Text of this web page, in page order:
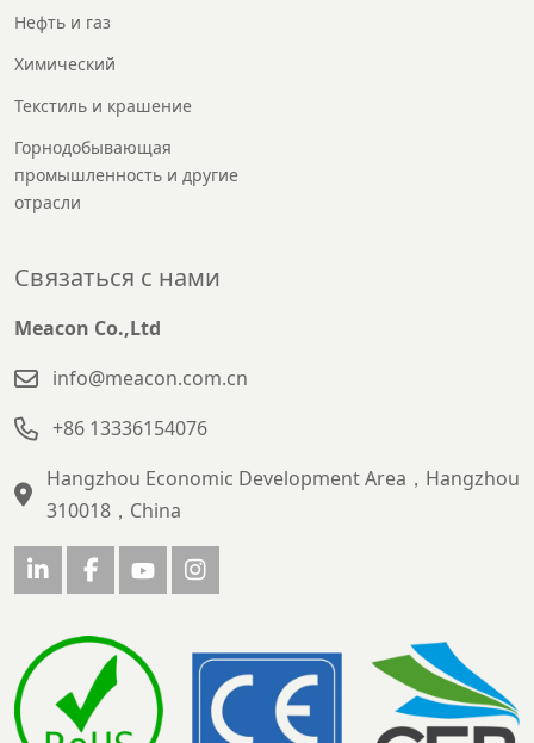
Нефть и газ
Химический
Текстиль и крашение
Горнодобывающая
промышленность и другие
отрасли
Связаться с нами
Meacon Co.,Ltd
info@meacon.com.cn
+86 13336154076
Hangzhou Economic Development Area，Hangzhou
310018，China